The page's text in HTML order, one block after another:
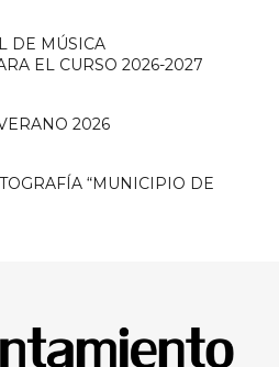
DE MÚSICA
EL CURSO 2026-2027
2026
“MUNICIPIO DE